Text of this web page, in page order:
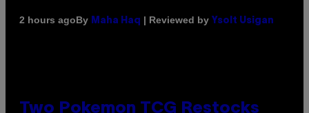
2 hours agoBy Maha Haq | Reviewed by Ysolt Usigan
Two Pokemon TCG Restocks